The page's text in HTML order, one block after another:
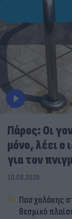
Πάρος: Οι
μόνο, λέει ο
για τον
10.08.2026
Πασχαλάκης
θεσμικό